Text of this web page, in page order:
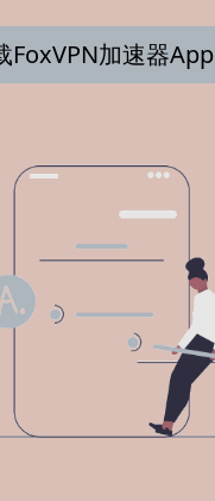
FoxVPN加速器App